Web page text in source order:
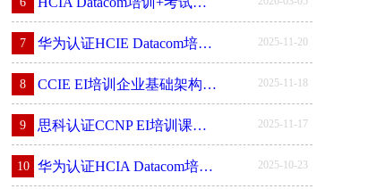
7 华为认证HCIE Datacom培训课程即将开始！ 2025-11-20
8 CCIE EI培训企业基础架构课程即将开始 2025-11-18
9 思科认证CCNP EI培训课程11月17日开班 2025-11-17
10 华为认证HCIA Datacom培训课程理论课今晚0基础入门学习 2025-10-23